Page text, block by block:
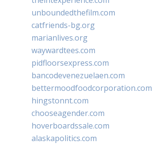
unboundedthefilm.com
catfriends-bg.org
marianlives.org
waywardtees.com
pidfloorsexpress.com
bancodevenezuelaen.com
bettermoodfoodcorporation.com
hingstonnt.com
chooseagender.com
hoverboardssale.com
alaskapolitics.com